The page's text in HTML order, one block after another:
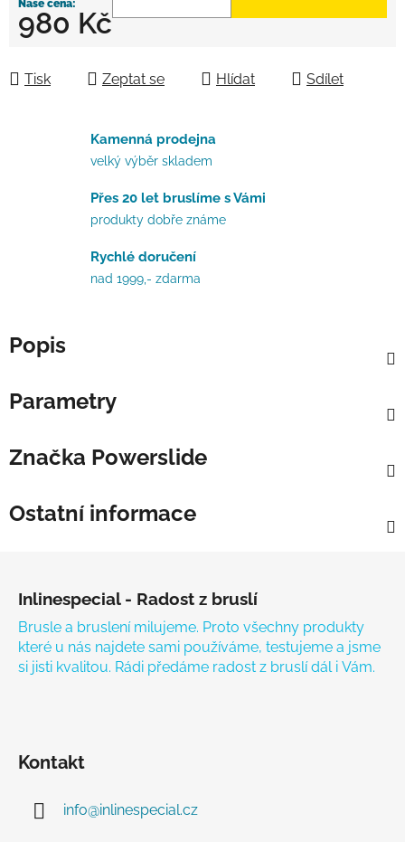
980 Kč
Tisk Zeptat se Hlídat Sdílet
Kamenná prodejna
velký výběr skladem
Přes 20 let bruslíme s Vámi
produkty dobře známe
Rychlé doručení
nad 1999,- zdarma
Popis
Parametry
Značka Powerslide
Ostatní informace
Inlinespecial - Radost z bruslí
Brusle a bruslení milujeme. Proto všechny produkty
které u nás najdete sami používáme, testujeme a jsme
si jisti kvalitou. Rádi předáme radost z bruslí dál i Vám.
Kontakt
info@inlinespecial.cz